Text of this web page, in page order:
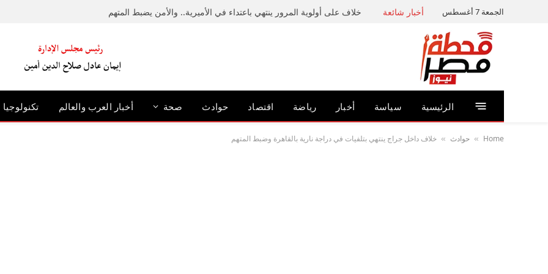
الجمعة 7 أغسطس أخبار شائعة خلاف على أولوية المرور ينتهي باعتداء في الأميرية.. والأمن يضبط المتهم
الرئيسية سياسة أخبار رياضة اقتصاد حوادث صحة أخبار العرب والعالم تكنولوجيا
Home
» حوادث » خلاف داخل جراج ينتهي بتلفيات في دراجة نارية بالقاهرة وضبط المتهم